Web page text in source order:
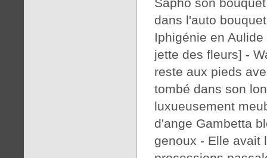
dans l'auto
Iphigénie en
jette des fleurs] -
reste aux pieds
tombé dans son
luxueusement
d'ange Gambetta
genoux - Elle avait